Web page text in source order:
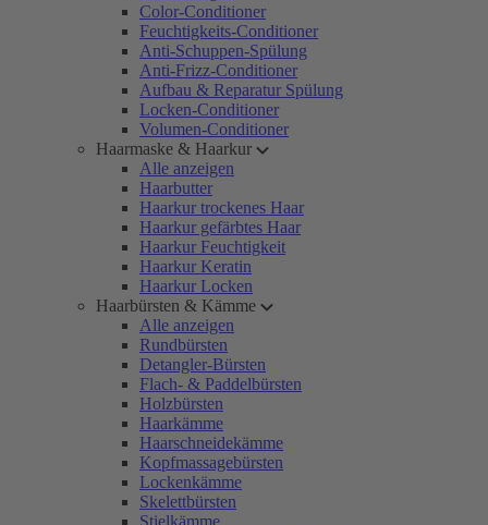
Color-Conditioner
Feuchtigkeits-Conditioner
Anti-Schuppen-Spülung
Anti-Frizz-Conditioner
Aufbau & Reparatur Spülung
Locken-Conditioner
Volumen-Conditioner
Haarmaske & Haarkur
Alle anzeigen
Haarbutter
Haarkur trockenes Haar
Haarkur gefärbtes Haar
Haarkur Feuchtigkeit
Haarkur Keratin
Haarkur Locken
Haarbürsten & Kämme
Alle anzeigen
Rundbürsten
Detangler-Bürsten
Flach- & Paddelbürsten
Holzbürsten
Haarkämme
Haarschneidekämme
Kopfmassagebürsten
Lockenkämme
Skelettbürsten
Stielkämme